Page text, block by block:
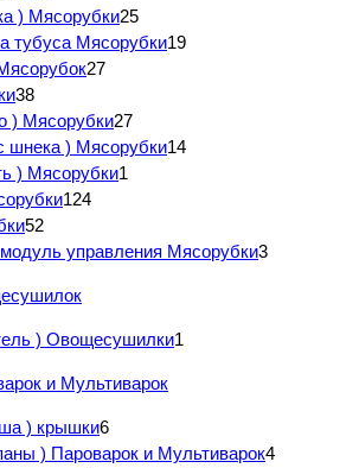
) Мясорубки25
тубуса Мясорубки19
27
38
) Мясорубки27
шнека ) Мясорубки14
) Мясорубки1
124
52
управления Мясорубки3
) Овощесушилки1
и Мультиварок
) крышки6
) Пароварок и Мультиварок4